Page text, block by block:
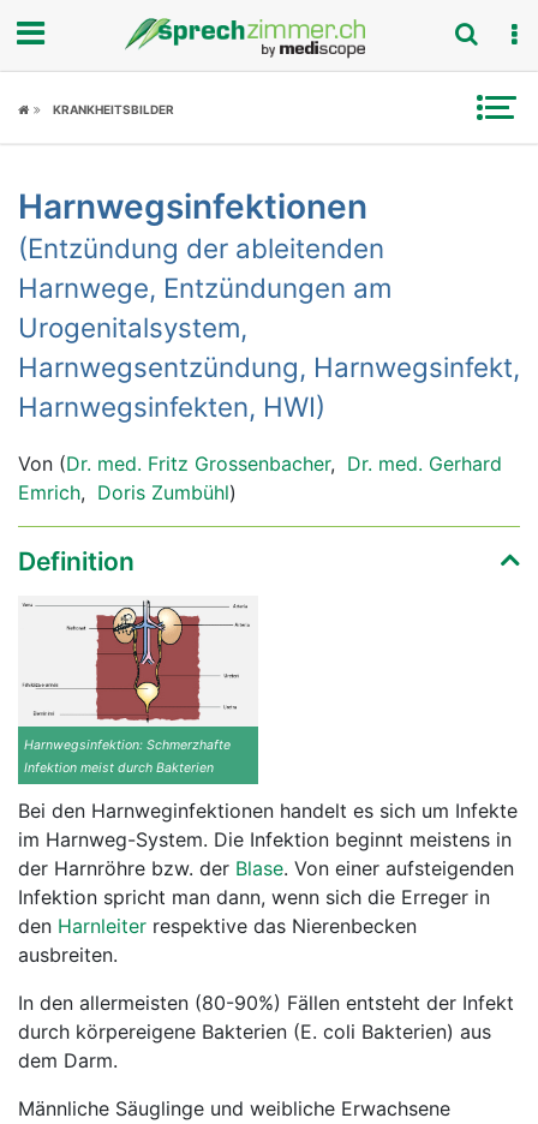
Fokus
Symptome
Untersuchungen
News
KRANKHEITSBILDER
Harnwegsinfektionen
(Entzündung der ableitenden
Harnwege, Entzündungen am
Urogenitalsystem,
Harnwegsentzündung, Harnwegsinfekt,
Harnwegsinfekten, HWI)
Von (Dr. med. Fritz Grossenbacher, Dr. med. Gerhard
Emrich, Doris Zumbühl)
Definition
Harnwegsinfektion: Schmerzhafte
Infektion meist durch Bakterien
Bei den Harnweginfektionen handelt es sich um Infekte
im Harnweg-System. Die Infektion beginnt meistens in
der Harnröhre bzw. der Blase. Von einer aufsteigenden
Infektion spricht man dann, wenn sich die Erreger in
den Harnleiter respektive das Nierenbecken
ausbreiten.
In den allermeisten (80-90%) Fällen entsteht der Infekt
durch körpereigene Bakterien (E. coli Bakterien) aus
dem Darm.
Männliche Säuglinge und weibliche Erwachsene